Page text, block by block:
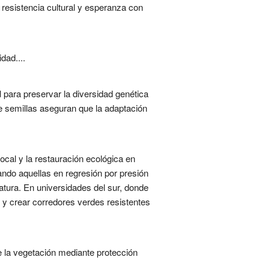
cultural y esperanza con
preservar la diversidad genética
aseguran que la adaptación
y la restauración ecológica en
aquellas en regresión por presión
En universidades del sur, donde
crear corredores verdes resistentes
vegetación mediante protección